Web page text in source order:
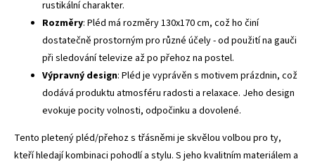
rustikální charakter.
Rozměry: Pléd má rozměry 130x170 cm, což ho činí
dostatečně prostorným pro různé účely - od použití na gauči
při sledování televize až po přehoz na postel.
Výpravný design: Pléd je vyprávěn s motivem prázdnin, což
dodává produktu atmosféru radosti a relaxace. Jeho design
evokuje pocity volnosti, odpočinku a dovolené.
Tento pletený pléd/přehoz s třásněmi je skvělou volbou pro ty,
kteří hledají kombinaci pohodlí a stylu. S jeho kvalitním materiálem a